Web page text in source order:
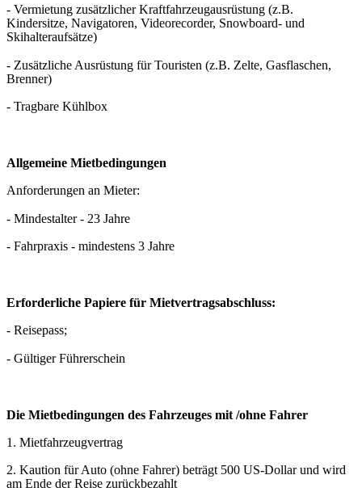
- Vermietung zusätzlicher Kraftfahrzeugausrüstung (z.B.
Kindersitze, Navigatoren, Videorecorder, Snowboard- und
Skihalteraufsätze)
- Zusätzliche Ausrüstung für Touristen (z.B. Zelte, Gasflaschen,
Brenner)
- Tragbare Kühlbox
Allgemeine Mietbedingungen
Anforderungen an Mieter:
- Mindestalter - 23 Jahre
- Fahrpraxis - mindestens 3 Jahre
Erforderliche Papiere für Mietvertragsabschluss:
- Reisepass;
- Gültiger Führerschein
Die Mietbedingungen des Fahrzeuges mit /ohne Fahrer
1. Mietfahrzeugvertrag
2. Kaution für Auto (ohne Fahrer) beträgt 500 US-Dollar und wird
am Ende der Reise zurückbezahlt